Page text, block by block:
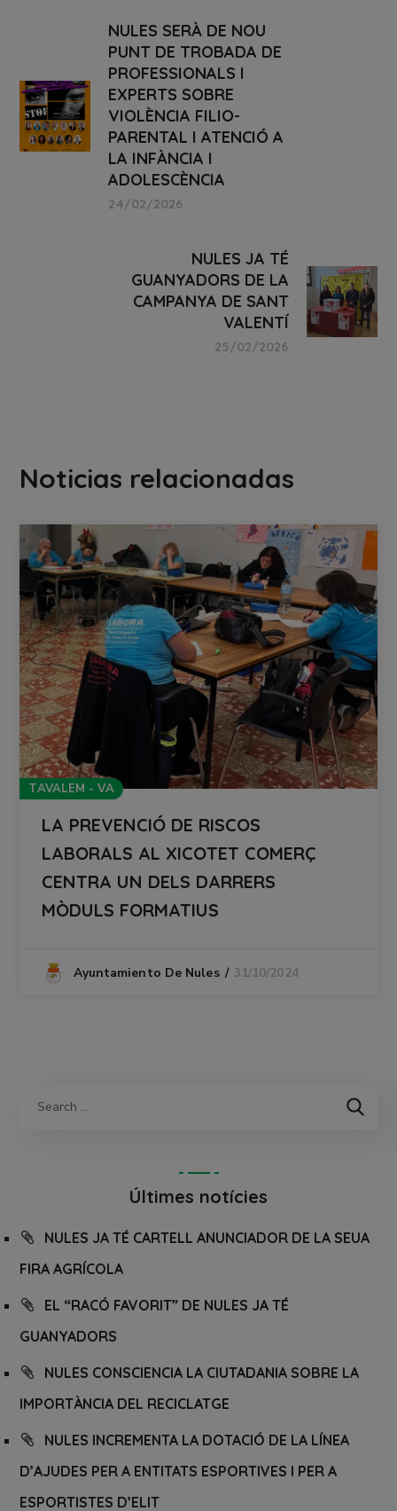
NULES SERÀ DE NOU
PUNT DE TROBADA DE
PROFESSIONALS I
EXPERTS SOBRE
VIOLÈNCIA FILIO-
PARENTAL I ATENCIÓ A
LA INFÀNCIA I
ADOLESCÈNCIA
24/02/2026
NULES JA TÉ
GUANYADORS DE LA
CAMPANYA DE SANT
VALENTÍ
25/02/2026
Noticias relacionadas
TAVALEM - VA
LA PREVENCIÓ DE RISCOS
LABORALS AL XICOTET COMERÇ
CENTRA UN DELS DARRERS
MÒDULS FORMATIUS
Ayuntamiento De Nules 31/10/2024
Últimes notícies
NULES JA TÉ CARTELL ANUNCIADOR DE LA SEUA
FIRA AGRÍCOLA
EL “RACÓ FAVORIT” DE NULES JA TÉ
GUANYADORS
NULES CONSCIENCIA LA CIUTADANIA SOBRE LA
IMPORTÀNCIA DEL RECICLATGE
NULES INCREMENTA LA DOTACIÓ DE LA LÍNEA
D’AJUDES PER A ENTITATS ESPORTIVES I PER A
ESPORTISTES D’ELIT